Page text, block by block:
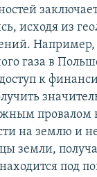
исходя из
газа в
к
провалом
на землю и
земли,
под